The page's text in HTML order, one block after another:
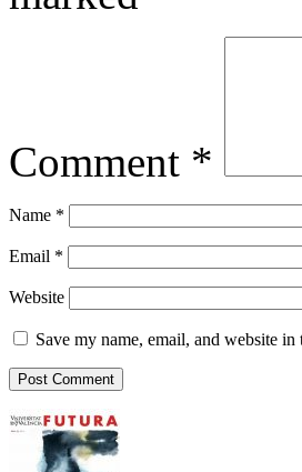
Comment *
Name *
Email *
Website
Save my name, email, and website